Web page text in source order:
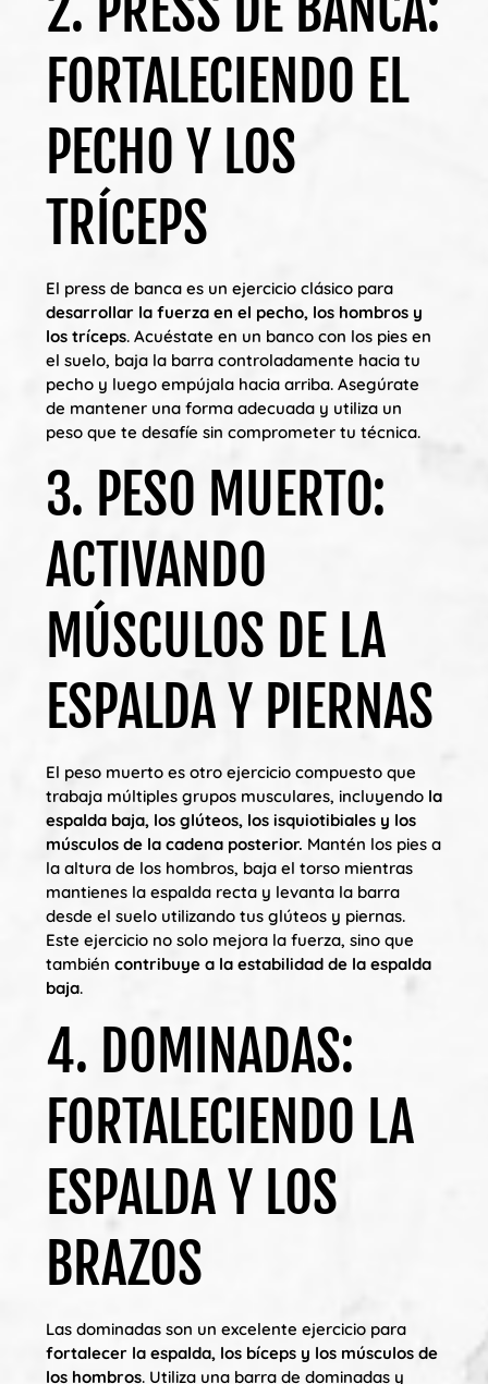
FORTALECIENDO EL
PECHO Y LOS
TRÍCEPS
El press de banca es un ejercicio clásico para
desarrollar la fuerza en el pecho, los hombros y
los tríceps. Acuéstate en un banco con los pies en
el suelo, baja la barra controladamente hacia tu
pecho y luego empújala hacia arriba. Asegúrate
de mantener una forma adecuada y utiliza un
peso que te desafíe sin comprometer tu técnica.
3. PESO MUERTO:
ACTIVANDO
MÚSCULOS DE LA
ESPALDA Y PIERNAS
El peso muerto es otro ejercicio compuesto que
trabaja múltiples grupos musculares, incluyendo la
espalda baja, los glúteos, los isquiotibiales y los
músculos de la cadena posterior. Mantén los pies a
la altura de los hombros, baja el torso mientras
mantienes la espalda recta y levanta la barra
desde el suelo utilizando tus glúteos y piernas.
Este ejercicio no solo mejora la fuerza, sino que
también contribuye a la estabilidad de la espalda
baja.
4. DOMINADAS:
FORTALECIENDO LA
ESPALDA Y LOS
BRAZOS
Las dominadas son un excelente ejercicio para
fortalecer la espalda, los bíceps y los músculos de
los hombros. Utiliza una barra de dominadas y